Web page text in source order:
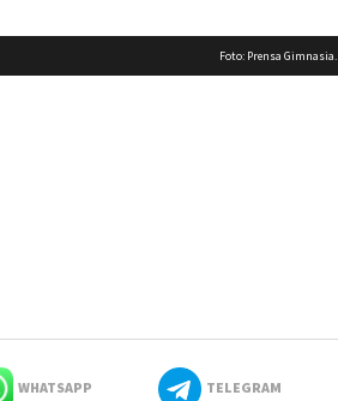
Foto: Prensa Gimnasia.
WHATSAPP TELEGRAM